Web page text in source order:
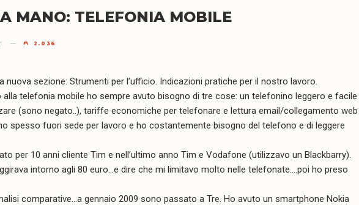
MANO: TELEFONIA MOBILE
2.036
nuova sezione: Strumenti per l’ufficio. Indicazioni pratiche per il nostro lavoro.
alla telefonia mobile ho sempre avuto bisogno di tre cose: un telefonino leggero e facile
(sono negato..), tariffe economiche per telefonare e lettura email/collegamento web
spesso fuori sede per lavoro e ho costantemente bisogno del telefono e di leggere
per 10 anni cliente Tim e nell’ultimo anno Tim e Vodafone (utilizzavo un Blackbarry).
intorno agli 80 euro…e dire che mi limitavo molto nelle telefonate….poi ho preso
comparative…a gennaio 2009 sono passato a Tre. Ho avuto un smartphone Nokia